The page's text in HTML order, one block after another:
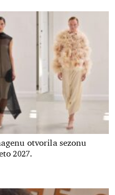
otvorila sezonu
2027.